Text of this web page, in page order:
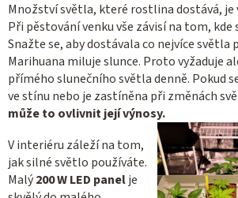
Množství světla, které rostlina dostává,
Při pěstování venku vše závisí na tom,
Snažte se, aby dostávala co nejvíce světla
Marihuana miluje slunce. Proto vyžaduje
přímého slunečního světla denně. Pokud
ve stínu nebo je zastíněna při změnách
může to ovlivnit její výnosy.
V interiéru záleží na tom,
jak silné světlo používáte.
Malý200 W LED panelje